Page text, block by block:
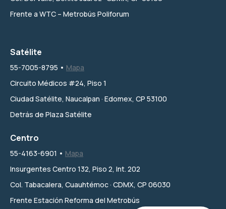
Frente a WTC – Metrobús Poliforum
Satélite
55-7005-8795 • Mapa
Circuito Médicos #24, Piso 1
Ciudad Satélite, Naucalpan · Edomex, CP 53100
Detrás de Plaza Satélite
Centro
55-4163-6901 • Mapa
Insurgentes Centro 132, Piso 2, Int. 202
Col. Tabacalera, Cuauhtémoc · CDMX, CP 06030
Frente Estación Reforma del Metrobús